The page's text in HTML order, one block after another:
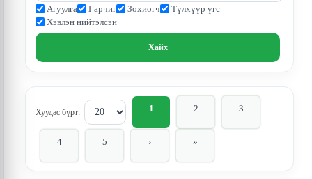
Агуулга Гарчиг Зохиогч
Түлхүүр үгс
Хэвлэн нийтэлсэн
Хуудас бүрт: 1 2 3
4 5 › »